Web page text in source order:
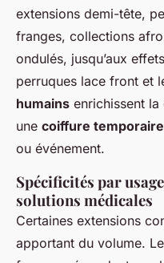
extensions demi-tête,
franges, collections
ondulés, jusqu’aux
perruques lace front et
humains enrichissent
une coiffure temporaire
ou événement.
Spécificités par
solutions médicales
Certaines extensions
apportant du volume.